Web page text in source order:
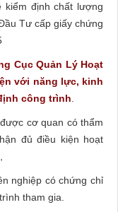
kiểm định chất lượng
Tư cấp giấy chứng
Cục Quản Lý Hoạt
với năng lực, kinh
công trình.
được cơ quan có thẩm
đủ điều kiện hoạt
nghiệp có chứng chỉ
tham gia.